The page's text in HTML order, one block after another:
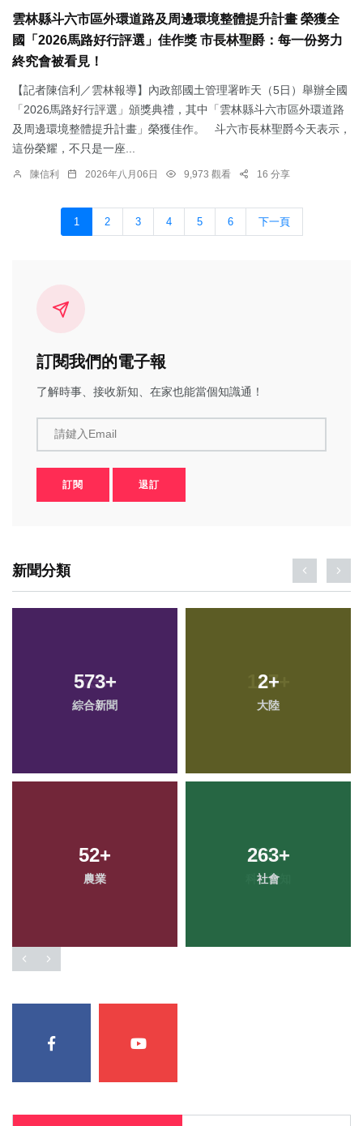
雲林縣斗六市區外環道路及周邊環境整體提升計畫 榮獲全
國「2026馬路好行評選」佳作獎 市長林聖爵：每一份努力
終究會被看見！
【記者陳信利／雲林報導】內政部國土管理署昨天（5日）舉辦全國
「2026馬路好行評選」頒獎典禮，其中「雲林縣斗六市區外環道路
及周邊環境整體提升計畫」榮獲佳作。 斗六市長林聖爵今天表示，
這份榮耀，不只是一座...
陳信利 2026年八月06日 9,973 觀看 16 分享
1 2 3 4 5 6 下一頁
訂閱我們的電子報
了解時事、接收新知、在家也能當個知識通！
請鍵入Email
訂閱 退訂
新聞分類
573+
綜合新聞
2+
大陸
52+
農業
263+
社會